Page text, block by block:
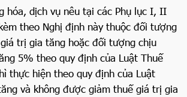
hóa, dịch vụ nêu tại các Phụ lục I, II
theo Nghị định này thuộc đối tượng
trị gia tăng hoặc đối tượng chịu
5% theo quy định của Luật Thuế
thực hiện theo quy định của Luật
và không được giảm thuế giá trị gia